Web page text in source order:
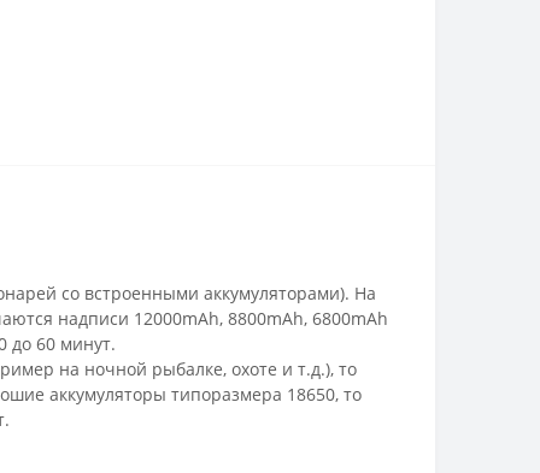
со встроенными аккумуляторами). На
надписи 12000mAh, 8800mAh, 6800mAh
до 60 минут.
на ночной рыбалке, охоте и т.д.), то
аккумуляторы типоразмера 18650, то